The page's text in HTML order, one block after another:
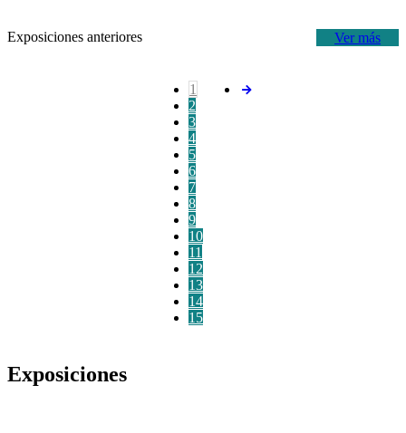
Ver más
Exposiciones anteriores
1
2
3
4
5
6
7
8
9
10
11
12
13
14
15
Exposiciones